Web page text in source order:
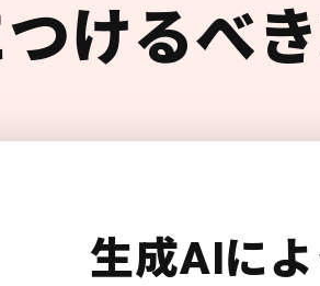
けるべ
生成AIによ